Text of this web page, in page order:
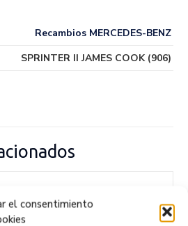
el consentimiento
Recambios MERCEDES-BENZ
SPRINTER II JAMES COOK (906)
MODELOS